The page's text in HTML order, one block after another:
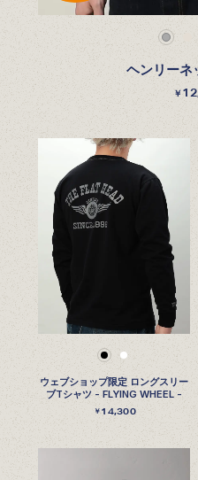
ヘンリーネ
￥
ウェブショップ限定 ロングスリー
ブTシャツ - FLYING WHEEL -
￥14,300